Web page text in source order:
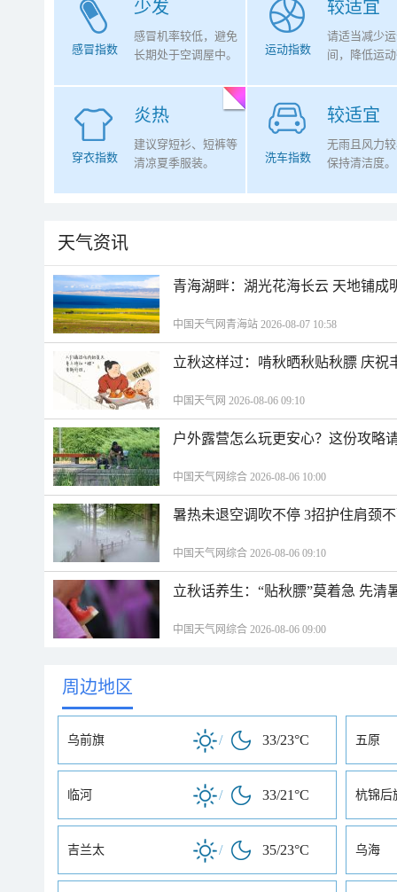
少发
感冒指数
感冒机率较低，避免
长期处于空调屋中。
较适宜
运动指数
请适当减少
间，降低运
炎热
穿衣指数
建议穿短衫、短裤等
清凉夏季服装。
较适宜
洗车指数
无雨且风力
保持清洁度。
天气资讯
青海湖畔：湖光花海长云 天地铺成
中国天气网青海站 2026-08-07 10:58
立秋这样过：啃秋晒秋贴秋膘 庆祝
中国天气网 2026-08-06 09:10
户外露营怎么玩更安心？这份攻略
中国天气网综合 2026-08-06 10:00
暑热未退空调吹不停 3招护住肩颈
中国天气网综合 2026-08-06 09:10
立秋话养生：“贴秋膘”莫着急 先清
中国天气网综合 2026-08-06 09:00
周边地区
乌前旗 / 33/23°C 五原
临河 / 33/21°C 杭锦后
吉兰太 / 35/23°C 乌海